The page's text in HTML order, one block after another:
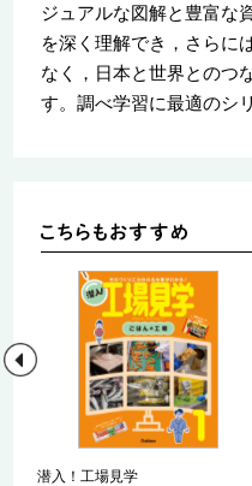
ジュアルな図解と豊富な
を深く理解でき，さらに
なく，日本と世界とのつ
す。調べ学習に最適のシ
潜入！工場見学